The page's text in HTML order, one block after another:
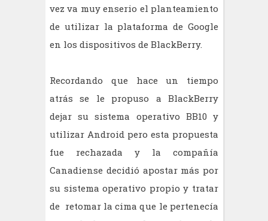
vez va muy enserio el planteamiento
de utilizar la plataforma de Google
en los dispositivos de BlackBerry.
Recordando que hace un tiempo
atrás se le propuso a BlackBerry
dejar su sistema operativo BB10 y
utilizar Android pero esta propuesta
fue rechazada y la compañía
Canadiense decidió apostar más por
su sistema operativo propio y tratar
de retomar la cima que le pertenecía